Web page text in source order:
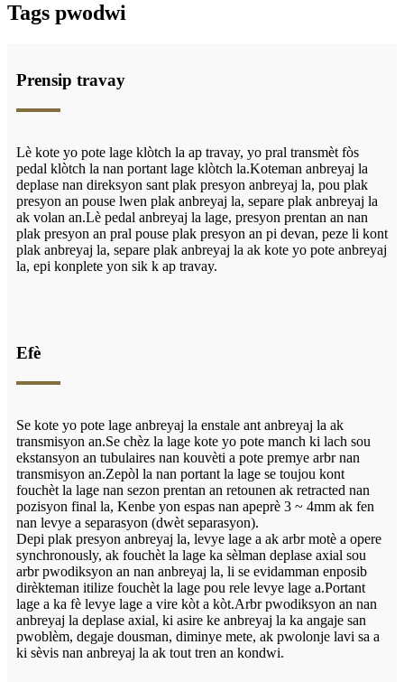
Tags pwodwi
Prensip travay
Lè kote yo pote lage klòtch la ap travay, yo pral transmèt fòs
pedal klòtch la nan portant lage klòtch la.Koteman anbreyaj la
deplase nan direksyon sant plak presyon anbreyaj la, pou plak
presyon an pouse lwen plak anbreyaj la, separe plak anbreyaj la
ak volan an.Lè pedal anbreyaj la lage, presyon prentan an nan
plak presyon an pral pouse plak presyon an pi devan, peze li kont
plak anbreyaj la, separe plak anbreyaj la ak kote yo pote anbreyaj
la, epi konplete yon sik k ap travay.
Efè
Se kote yo pote lage anbreyaj la enstale ant anbreyaj la ak
transmisyon an.Se chèz la lage kote yo pote manch ki lach sou
ekstansyon an tubulaires nan kouvèti a pote premye arbr nan
transmisyon an.Zepòl la nan portant la lage se toujou kont
fouchèt la lage nan sezon prentan an retounen ak retracted nan
pozisyon final la, Kenbe yon espas nan apeprè 3 ~ 4mm ak fen
nan levye a separasyon (dwèt separasyon).
Depi plak presyon anbreyaj la, levye lage a ak arbr motè a opere
synchronously, ak fouchèt la lage ka sèlman deplase axial sou
arbr pwodiksyon an nan anbreyaj la, li se evidamman enposib
dirèkteman itilize fouchèt la lage pou rele levye lage a.Portant
lage a ka fè levye lage a vire kòt a kòt.Arbr pwodiksyon an nan
anbreyaj la deplase axial, ki asire ke anbreyaj la ka angaje san
pwoblèm, degaje dousman, diminye mete, ak pwolonje lavi sa a
ki sèvis nan anbreyaj la ak tout tren an kondwi.